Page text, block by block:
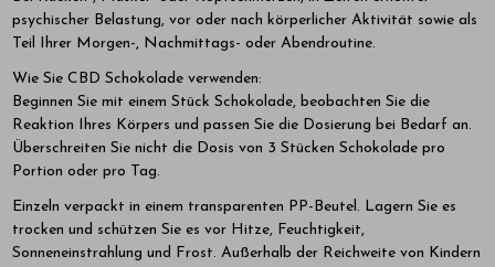
psychischer Belastung, vor oder nach körperlicher Aktivität sowie als
Teil Ihrer Morgen-, Nachmittags- oder Abendroutine.
Wie Sie CBD Schokolade verwenden:
Beginnen Sie mit einem Stück Schokolade, beobachten Sie die
Reaktion Ihres Körpers und passen Sie die Dosierung bei Bedarf an.
Überschreiten Sie nicht die Dosis von 3 Stücken Schokolade pro
Portion oder pro Tag.
Einzeln verpackt in einem transparenten PP-Beutel. Lagern Sie es
trocken und schützen Sie es vor Hitze, Feuchtigkeit,
Sonneneinstrahlung und Frost. Außerhalb der Reichweite von Kindern